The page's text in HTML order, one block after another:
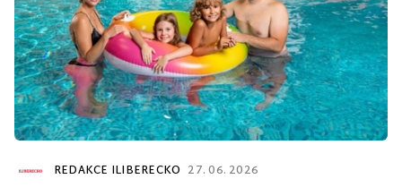
REDAKCE ILIBERECKO 27. 06. 2026